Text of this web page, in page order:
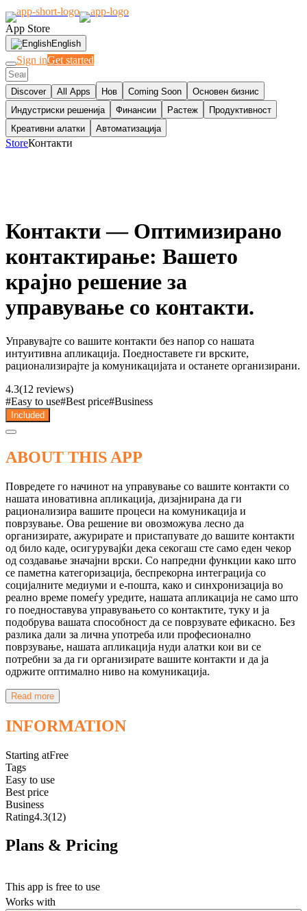
App Store
English
Sign inGet started
Discover All Apps Нов Coming Soon
Основен бизнис
Индустриски решенија
Финансии Растеж
Продуктивност
Креативни алатки
Автоматизација
StoreКонтакти
Контакти— Оптимизирано
контактирање: Вашето
крајно решение за
управување со контакти.
Управувајте со вашите контакти без напор со нашата
интуитивна апликација. Поедноставете ги врските,
рационализирајте ја комуникацијата и останете организирани.
4.3(12 reviews)
#Easy to use#Best price#Business
Included
ABOUT THIS APP
Повредете го начинот на управување со вашите контакти со
нашата иновативна апликација, дизајнирана да ги
рационализира вашите процеси на комуникација и
поврзување. Ова решение ви овозможува лесно да
организирате, ажурирате и пристапувате до вашите контакти
од било каде, осигурувајќи дека секогаш сте само еден чекор
од создавање значајни врски. Со напредни функции како што
се паметна категоризација, беспрекорна интеграција со
социјалните медиуми и е-пошта, како и синхронизација во
реално време помеѓу уредите, нашата апликација не само што
го поедноставува управувањето со контактите, туку и ја
подобрува вашата способност да се поврзувате ефикасно. Без
разлика дали за лична употреба или професионално
поврзување, нашата апликација нуди алатки кои ви се
потребни за да ги организирате вашите контакти и да ја
одржите оптимално ниво на комуникација.
Read more
INFORMATION
Starting atFree
Tags
Easy to use
Best price
Business
Rating4.3(12)
Plans & Pricing
This app is free to use
Works with